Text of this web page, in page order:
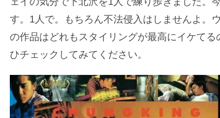
す。1人で。もちろん不法侵入はしませんよ。
の作品はどれもスタイリングが最高にイケてる
ひチェックしてみてください。